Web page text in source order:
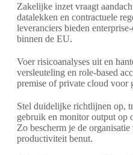
Zakelijke inzet vraagt
datalekken en contractuele
leveranciers bieden
binnen de EU.
Voer risicoanalyses uit en
versleuteling en role-based
premise of private cloud voor
Stel duidelijke richtlijnen op,
gebruik en monitor output op
Zo bescherm je de
productiviteit benut.